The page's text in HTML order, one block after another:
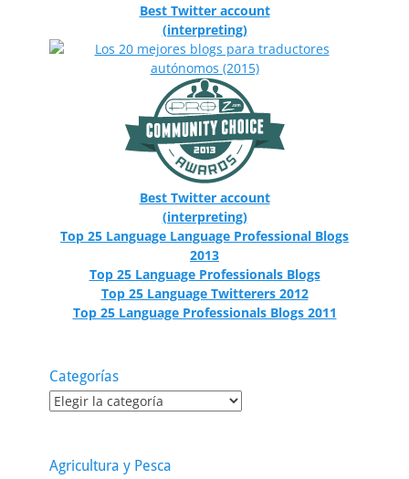
Best Twitter account
(interpreting)
Best Twitter account
(interpreting)
Top 25 Language Language Professional Blogs
2013
Top 25 Language Professionals Blogs
Top 25 Language Twitterers 2012
Top 25 Language Professionals Blogs 2011
Categorías
Categorías
Agricultura y Pesca